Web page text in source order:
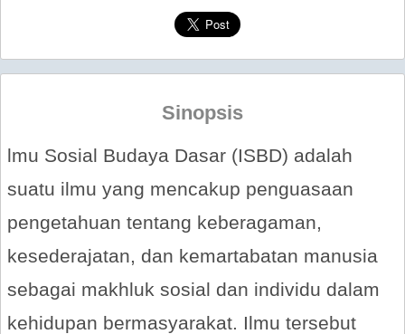
Sinopsis
lmu Sosial Budaya Dasar (ISBD) adalah
suatu ilmu yang mencakup penguasaan
pengetahuan tentang keberagaman,
kesederajatan, dan kemartabatan manusia
sebagai makhluk sosial dan individu dalam
kehidupan bermasyarakat. Ilmu tersebut